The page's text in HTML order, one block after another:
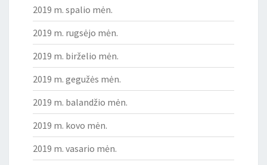
2019 m. spalio mėn.
2019 m. rugsėjo mėn.
2019 m. birželio mėn.
2019 m. gegužės mėn.
2019 m. balandžio mėn.
2019 m. kovo mėn.
2019 m. vasario mėn.